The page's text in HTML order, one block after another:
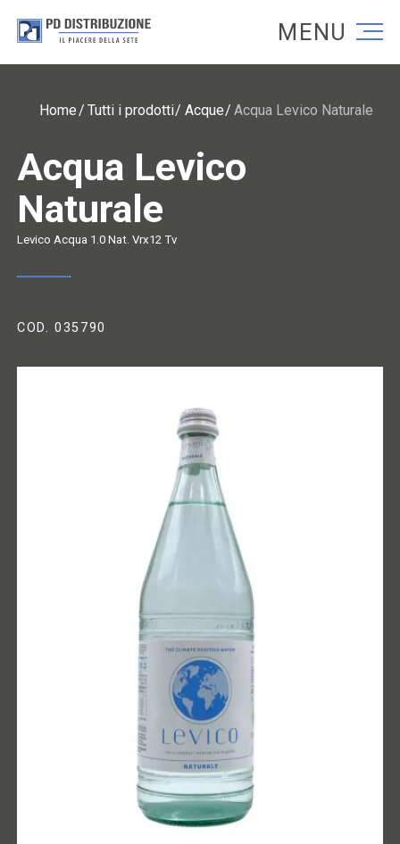
Torna alla homepage
Home Tutti i prodotti Acque Acqua Levico Naturale
Acqua Levico
Naturale
Levico Acqua 1.0 Nat. Vrx12 Tv
COD. 035790